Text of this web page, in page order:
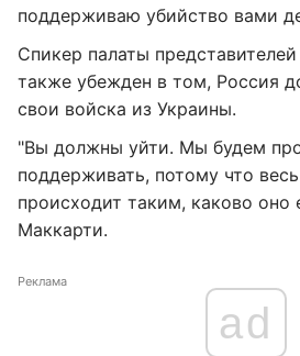
поддерживаю убийство вами
Cпикер палаты
также убежден в том, Россия
свои войска из Украины.
"Вы должны уйти. Мы будем
поддерживать, потому что
происходит таким, каково оно
Маккарти.
Реклама
ad